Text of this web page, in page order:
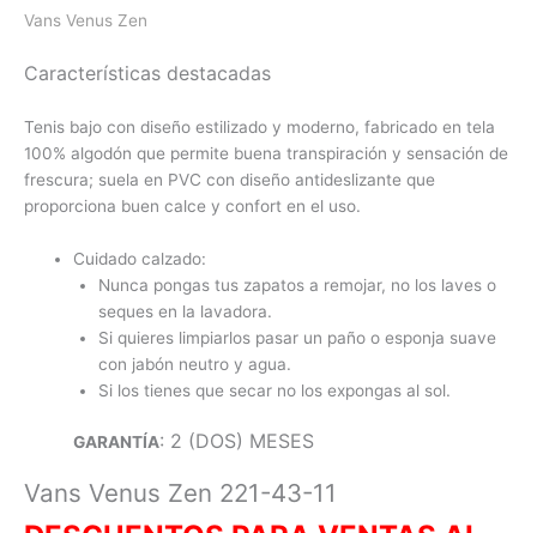
Vans Venus Zen
Características destacadas
Tenis bajo con diseño estilizado y moderno, fabricado en tela
100% algodón que permite buena transpiración y sensación de
frescura; suela en PVC con diseño antideslizante que
proporciona buen calce y confort en el uso.
Cuidado calzado:
Nunca pongas tus zapatos a remojar, no los laves o
seques en la lavadora.
Si quieres limpiarlos pasar un paño o esponja suave
con jabón neutro y agua.
Si los tienes que secar no los expongas al sol.
GARANTÍA: 2 (DOS) MESES
Vans Venus Zen 221-43-11